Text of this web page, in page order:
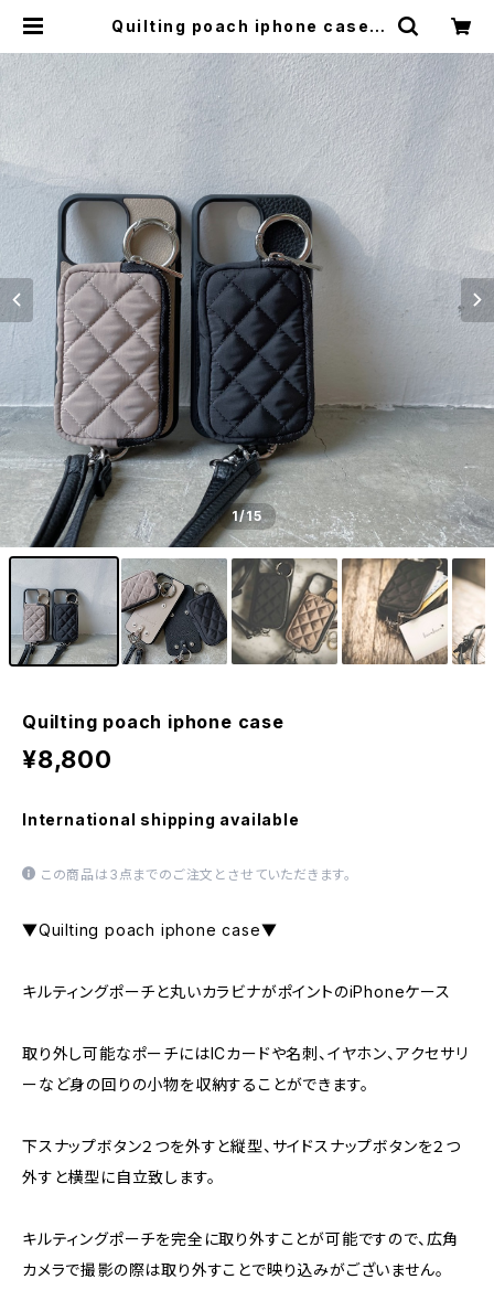
Quilting poach iphone case |
1/15
Quilting poach iphone case
¥8,800
International shipping available
この商品は3点までのご注文とさせていただきます。
▼Quilting poach iphone case▼
キルティングポーチと丸いカラビナがポイントのiPhoneケース
取り外し可能なポーチにはICカードや名刺、イヤホン、アクセサリ
ーなど身の回りの小物を収納することができます。
下スナップボタン２つを外すと縦型、サイドスナップボタンを２つ
外すと横型に自立致します。
キルティングポーチを完全に取り外すことが可能ですので、広角
カメラで撮影の際は取り外すことで映り込みがございません。